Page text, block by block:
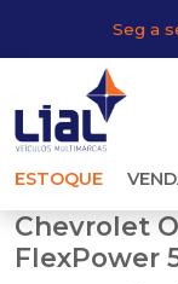
Seg a
ESTOQUE
Chevrolet
FlexPower